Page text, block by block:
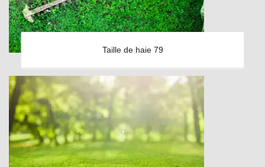
Taille de haie 79